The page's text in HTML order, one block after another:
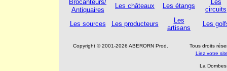
Brocanteurs/
Antiquaires
Les châteaux Les étangs
Les
circuits
Les sources
Les producteurs
Les
artisans
Les
Copyright © 2001-2026 ABERORN Prod.
Tous droits
Liez votre
La